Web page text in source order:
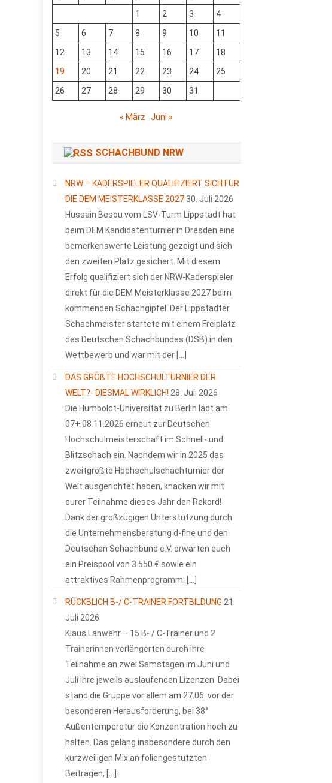
1
2 3
4
5
6 7 8 9 10
11
12
13 14 15 16 17
18
19
20 21 22 23 24
25
26
27 28 29 30 31
« März Juni »
SCHACHBUND NRW
NRW – KADERSPIELER QUALIFIZIERT SICH FÜR
DIE DEM MEISTERKLASSE 2027 30. Juli 2026
Hussain Besou vom LSV-Turm Lippstadt hat
beim DEM Kandidatenturnier in Dresden eine
bemerkenswerte Leistung gezeigt und sich
den zweiten Platz gesichert. Mit diesem
Erfolg qualifiziert sich der NRW-Kaderspieler
direkt für die DEM Meisterklasse 2027 beim
kommenden Schachgipfel. Der Lippstädter
Schachmeister startete mit einem Freiplatz
des Deutschen Schachbundes (DSB) in den
Wettbewerb und war mit der […]
DAS GRÖßTE HOCHSCHULTURNIER DER
WELT?- DIESMAL WIRKLICH! 28. Juli 2026
Die Humboldt-Universität zu Berlin lädt am
07+.08.11.2026 erneut zur Deutschen
Hochschulmeisterschaft im Schnell- und
Blitzschach ein. Nachdem wir in 2025 das
zweitgrößte Hochschulschachturnier der
Welt ausgerichtet haben, knacken wir mit
eurer Teilnahme dieses Jahr den Rekord!
Dank der großzügigen Unterstützung durch
die Unternehmensberatung d-fine und den
Deutschen Schachbund e.V. erwarten euch
ein Preispool von 3.550 € sowie ein
attraktives Rahmenprogramm: […]
RÜCKBLICH B-/ C-TRAINER FORTBILDUNG 21.
Juli 2026
Klaus Lanwehr – 15 B- / C-Trainer und 2
Trainerinnen verlängerten durch ihre
Teilnahme an zwei Samstagen im Juni und
Juli ihre jeweils auslaufenden Lizenzen. Dabei
stand die Gruppe vor allem am 27.06. vor der
besonderen Herausforderung, bei 38°
Außentemperatur die Konzentration hoch zu
halten. Das gelang insbesondere durch den
kurzweiligen Mix an foliengestützten
Beiträgen, […]